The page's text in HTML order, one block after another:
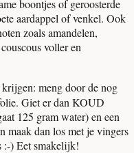
boontjes of geroosterde
aardappel of venkel. Ook
zoals amandelen,
voller en
meng door de nog
Giet er dan KOUD
125 gram water) en een
maak dan los met je vingers
:-) Eet smakelijk!